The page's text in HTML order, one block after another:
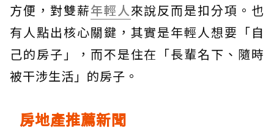
方便，對雙薪年輕人來說反而是扣分項。也
有人點出核心關鍵，其實是年輕人想要「自
己的房子」，而不是住在「長輩名下、隨時
被干涉生活」的房子。
房地產推薦新聞